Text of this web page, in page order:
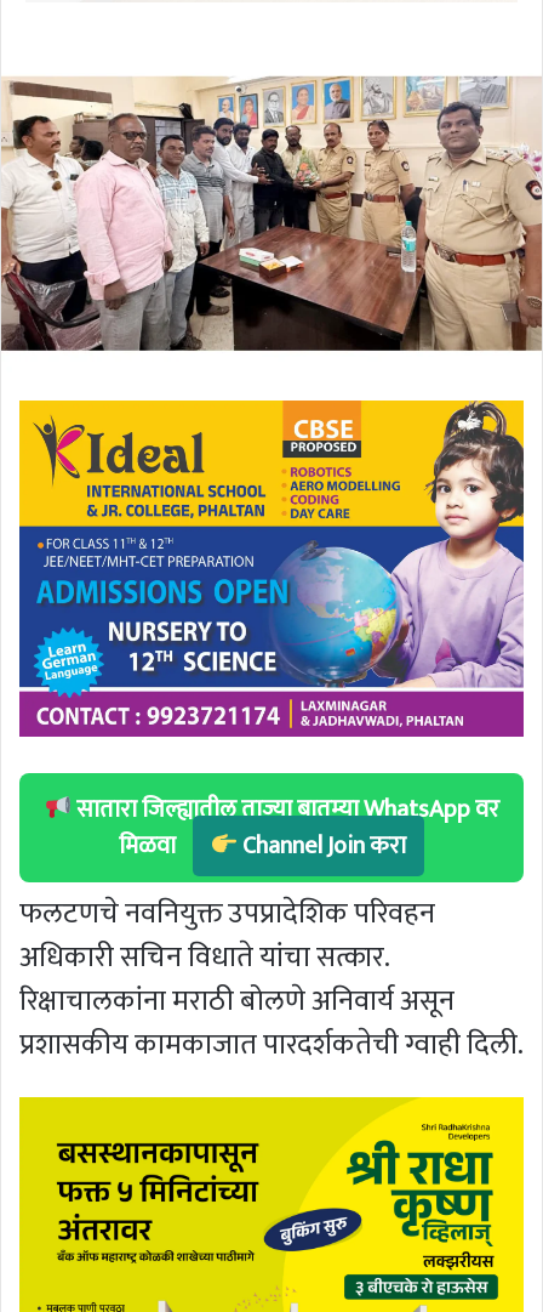
सातारा जिल्ह्यातील ताज्या बातम्या WhatsApp वर
मिळवा
Channel Join करा
फलटणचे नवनियुक्त उपप्रादेशिक परिवहन
अधिकारी सचिन विधाते यांचा सत्कार.
रिक्षाचालकांना मराठी बोलणे अनिवार्य असून
प्रशासकीय कामकाजात पारदर्शकतेची ग्वाही दिली.